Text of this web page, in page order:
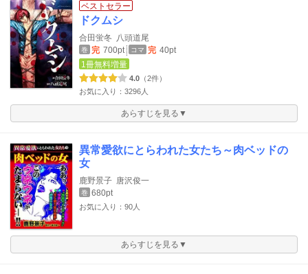
ベストセラー
ドクムシ
合田蛍冬 八頭道尾
巻 完 700pt コマ 完 40pt
1冊無料増量
4.0 （2件）
お気に入り：3296人
あらすじを見る▼
異常愛欲にとらわれた女たち～肉ベッドの
女
鹿野景子 唐沢俊一
巻 680pt
お気に入り：90人
あらすじを見る▼